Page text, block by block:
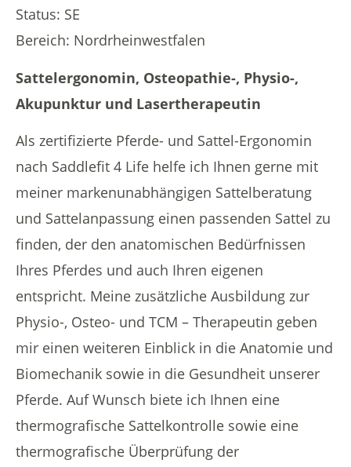
Status: SE
Bereich: Nordrheinwestfalen
Sattelergonomin, Osteopathie-, Physio-,
Akupunktur und Lasertherapeutin
Als zertifizierte Pferde- und Sattel-Ergonomin
nach Saddlefit 4 Life helfe ich Ihnen gerne mit
meiner markenunabhängigen Sattelberatung
und Sattelanpassung einen passenden Sattel zu
finden, der den anatomischen Bedürfnissen
Ihres Pferdes und auch Ihren eigenen
entspricht. Meine zusätzliche Ausbildung zur
Physio-, Osteo- und TCM – Therapeutin geben
mir einen weiteren Einblick in die Anatomie und
Biomechanik sowie in die Gesundheit unserer
Pferde. Auf Wunsch biete ich Ihnen eine
thermografische Sattelkontrolle sowie eine
thermografische Überprüfung der